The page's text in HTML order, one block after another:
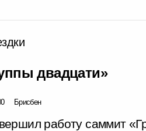
двадцати»
Брисбен
работу саммит